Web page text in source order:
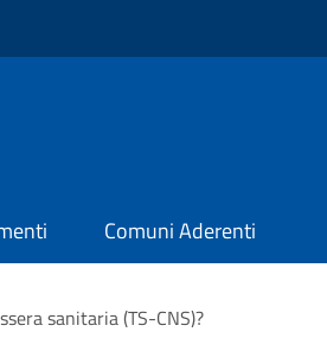
Comuni Aderenti
sanitaria (TS-CNS)?